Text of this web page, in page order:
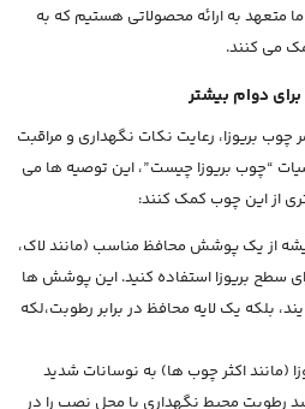
متعهد به ارائه محصولاتی هستیم که به
می کنند.
دوام بیشتر
بریوزا، رعایت نکات نگهداری و مراقبت
“چوب بریوزا چیست”، این توصیه ها می
از این چوب کمک کنند:
از یک پوشش محافظ مناسب (مانند لاک،
سطح بریوزا استفاده کنید. این پوشش ها
بلکه یک لایه محافظ در برابر رطوبت،لکه
(مانند اکثر چوب ها) به نوسانات شدید
محیط نگهداری یا محل نصب را در